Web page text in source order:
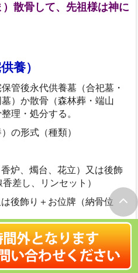
散骨して、先祖様は神に
養）
管後永代供養墓（合祀墓・
）か散骨（森林葬・端山
理・処分する。
の形式（種類）
炉、燭台、花立）又は後飾
差し、リンセット）
後飾り＋お位牌（納骨位
ヤモンド・真珠など）